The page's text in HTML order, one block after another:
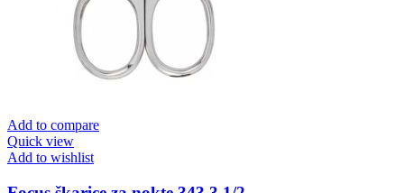
Add to compare
Quick view
Add to wishlist